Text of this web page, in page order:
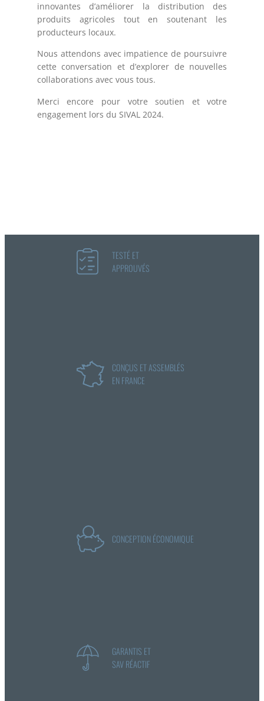
innovantes d’améliorer la distribution des
produits agricoles tout en soutenant les
producteurs locaux.
Nous attendons avec impatience de poursuivre
cette conversation et d’explorer de nouvelles
collaborations avec vous tous.
Merci encore pour votre soutien et votre
engagement lors du SIVAL 2024.
TESTÉ ET
APPROUVÉS
CONÇUS ET ASSEMBLÉS
EN FRANCE
CONCEPTION ÉCONOMIQUE
GARANTIS ET
SAV RÉACTIF